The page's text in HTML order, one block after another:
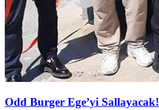
Odd Burger Ege’yi Sallayacak!